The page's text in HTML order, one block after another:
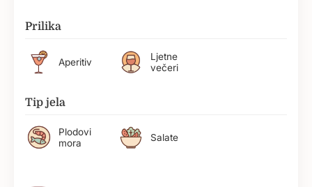
Prilika
Aperitiv
Ljetne
večeri
Tip jela
Plodovi
mora
Salate